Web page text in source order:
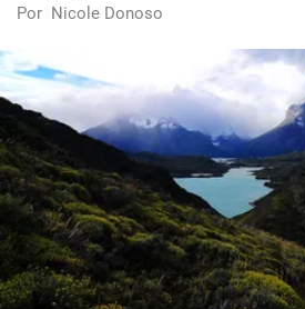
Por Nicole Donoso